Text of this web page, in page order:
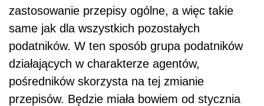
zastosowanie przepisy ogólne, a więc takie
same jak dla wszystkich pozostałych
podatników. W ten sposób grupa podatników
działających w charakterze agentów,
pośredników skorzysta na tej zmianie
przepisów. Będzie miała bowiem od stycznia